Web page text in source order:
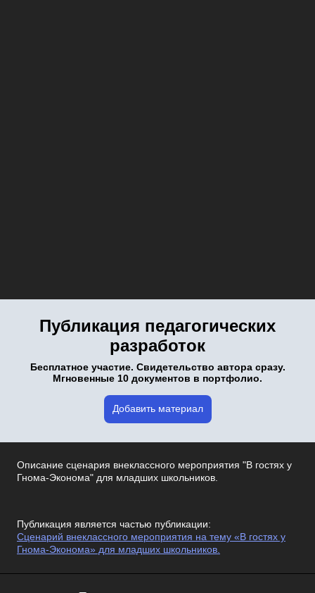
Публикация педагогических
разработок
Бесплатное участие. Свидетельство автора сразу.
Мгновенные 10 документов в портфолио.
Добавить материал
Описание сценария внеклассного мероприятия "В гостях у
Гнома-Эконома" для младших школьников.
Публикация является частью публикации:
Сценарий внеклассного мероприятия на тему «В гостях у
Гнома-Эконома» для младших школьников.